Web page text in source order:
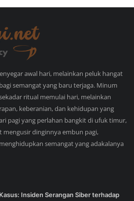
awal hari, melainkan peluk hangat
semangat yang baru terjaga. Minum
ritual memulai hari, melainkan
keberanian, dan kehidupan yang
pagi yang perlahan bangkit di ufuk timur,
mengusir dinginnya embun pagi,
semangat yang adakalanya
Insiden Serangan Siber terhadap